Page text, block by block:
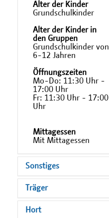
Alter der Kinder
Grundschulkinder
Alter der Kinder in
den Gruppen
Grundschulkinder von
6-12 Jahren
Öffnungszeiten
Mo-Do: 11:30 Uhr -
17:00 Uhr
Fr: 11:30 Uhr - 17:00
Uhr
Mittagessen
Mit Mittagessen
Sonstiges
Träger
Hort